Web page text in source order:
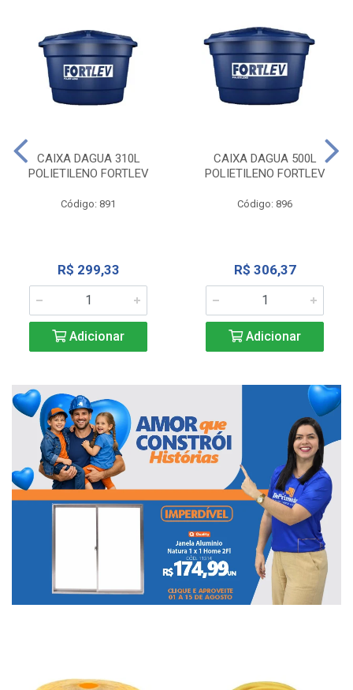
CAIXA DAGUA 310L
POLIETILENO FORTLEV
Código: 891
R$ 299,33
Adicionar
CAIXA DAGUA 500L
POLIETILENO FORTLEV
Código: 896
R$ 306,37
Adicionar